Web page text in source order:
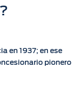
en 1937; en ese
pionero